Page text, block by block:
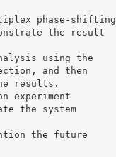
phase-shifting
the result
using the
and then
results.
experiment
the system
the future